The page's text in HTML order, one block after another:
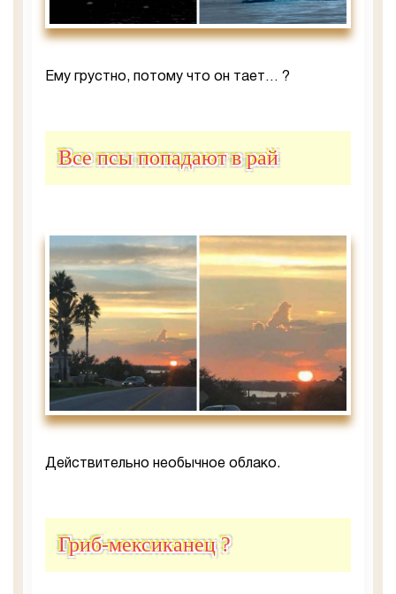
Ему грустно, потому что он тает… ?
Все псы попадают в рай
Действительно необычное облако.
Гриб-мексиканец ?